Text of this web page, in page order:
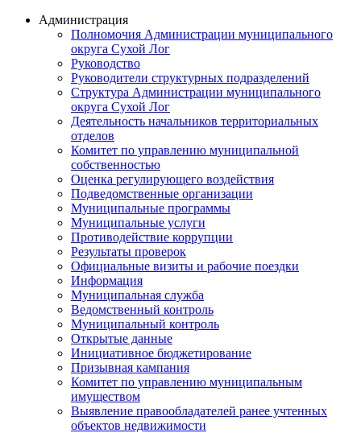
Администрация
Полномочия Администрации муниципального
округа Сухой Лог
Руководство
Руководители структурных подразделений
Структура Администрации муниципального
округа Сухой Лог
Деятельность начальников территориальных
отделов
Комитет по управлению муниципальной
собственностью
Оценка регулирующего воздействия
Подведомственные организации
Муниципальные программы
Муниципальные услуги
Противодействие коррупции
Результаты проверок
Официальные визиты и рабочие поездки
Информация
Муниципальная служба
Ведомственный контроль
Муниципальный контроль
Открытые данные
Инициативное бюджетирование
Призывная кампания
Комитет по управлению муниципальным
имуществом
Выявление правообладателей ранее учтенных
объектов недвижимости